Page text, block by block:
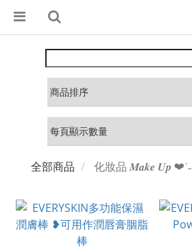
全部商品 化妝品 𝑴𝒂𝒌𝒆 𝑼𝒑 ❤︎‬ˊ‪‪˗